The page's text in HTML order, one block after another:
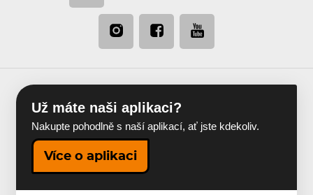
Už máte naši aplikaci?
Nakupte pohodlně s naší aplikací, ať jste kdekoliv.
Více o aplikaci